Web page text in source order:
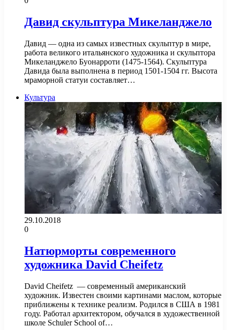
Давид скульптура Микеланджело
Давид — одна из самых известных скульптур в мире,
работа великого итальянского художника и скульптора
Микеланджело Буонарроти (1475-1564). Скульптура
Давида была выполнена в период 1501-1504 гг. Высота
мраморной статуи составляет…
Культура
29.10.2018
0
Натюрморты современного
художника David Cheifetz
David Cheifetz — современный американский
художник. Известен своими картинами маслом, которые
приближены к технике реализм. Родился в США в 1981
году. Работал архитектором, обучался в художественной
школе Schuler School of…